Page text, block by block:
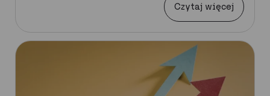
Czytaj więcej